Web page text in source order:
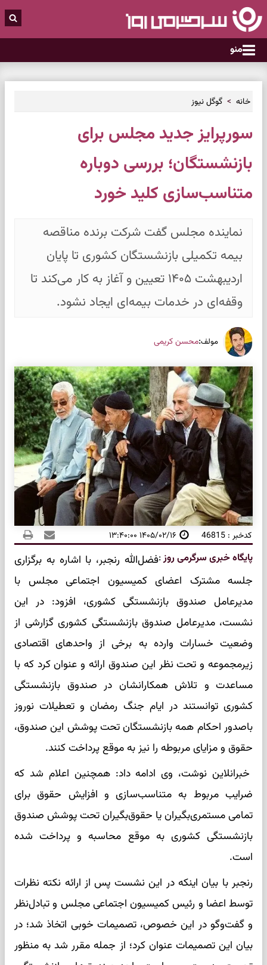
منو
خانه گوگل نیوز
سورپرایز جدید مجلس برای
بازنشستگان؛ بررسی دوباره
متناسب‌سازی کلید خورد
نماینده مجلس گفت شرکت برنده مناقصه
بیمه تکمیلی بازنشستگان کشوری تا پایان
اردیبهشت ۱۴۰۵ تعیین و آغاز به کار می‌کند تا
وقفه‌ای در خدمات بیمه‌ای ایجاد نشود.
مولف:محسن کریمی
کدخبر : 46815 ۱۴۰۵/۰۲/۱۶ ۱۳:۴۰:۰۰
پایگاه خبری سرگرمی روز:فضل‌الله رنجبر، با اشاره به برگزاری
جلسه مشترک اعضای کمیسیون اجتماعی مجلس با
مدیرعامل صندوق بازنشستگی کشوری، افزود: در این
نشست، مدیرعامل صندوق بازنشستگی کشوری گزارشی از
وضعیت خسارات وارده به برخی از واحدهای اقتصادی
زیرمجموعه و تحت نظر این صندوق ارائه و عنوان کرد که با
مساعدت و تلاش همکارانشان در صندوق بازنشستگی
کشوری توانستند در ایام جنگ رمضان و تعطیلات نوروز
باصدور احکام همه بازنشستگان تحت پوشش این صندوق،
حقوق و مزایای مربوطه را نیز به موقع پرداخت کنند.
خبرانلاین نوشت، وی ادامه داد: همچنین اعلام شد که
ضرایب مربوط به متناسب‌سازی و افزایش حقوق برای
تمامی مستمری‌بگیران یا حقوق‌بگیران تحت پوشش صندوق
بازنشستگی کشوری به موقع محاسبه و پرداخت شده
است.
رنجبر با بیان اینکه در این نشست پس از ارائه نکته نظرات
توسط اعضا و رئیس کمیسیون اجتماعی مجلس و تبادل‌نظر
و گفت‌وگو در این خصوص، تصمیمات خوبی اتخاذ شد؛ در
بیان این تصمیمات عنوان کرد؛ از جمله مقرر شد به منظور